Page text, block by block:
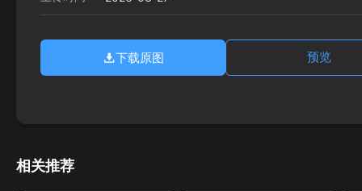
下载原图 预览
相关推荐